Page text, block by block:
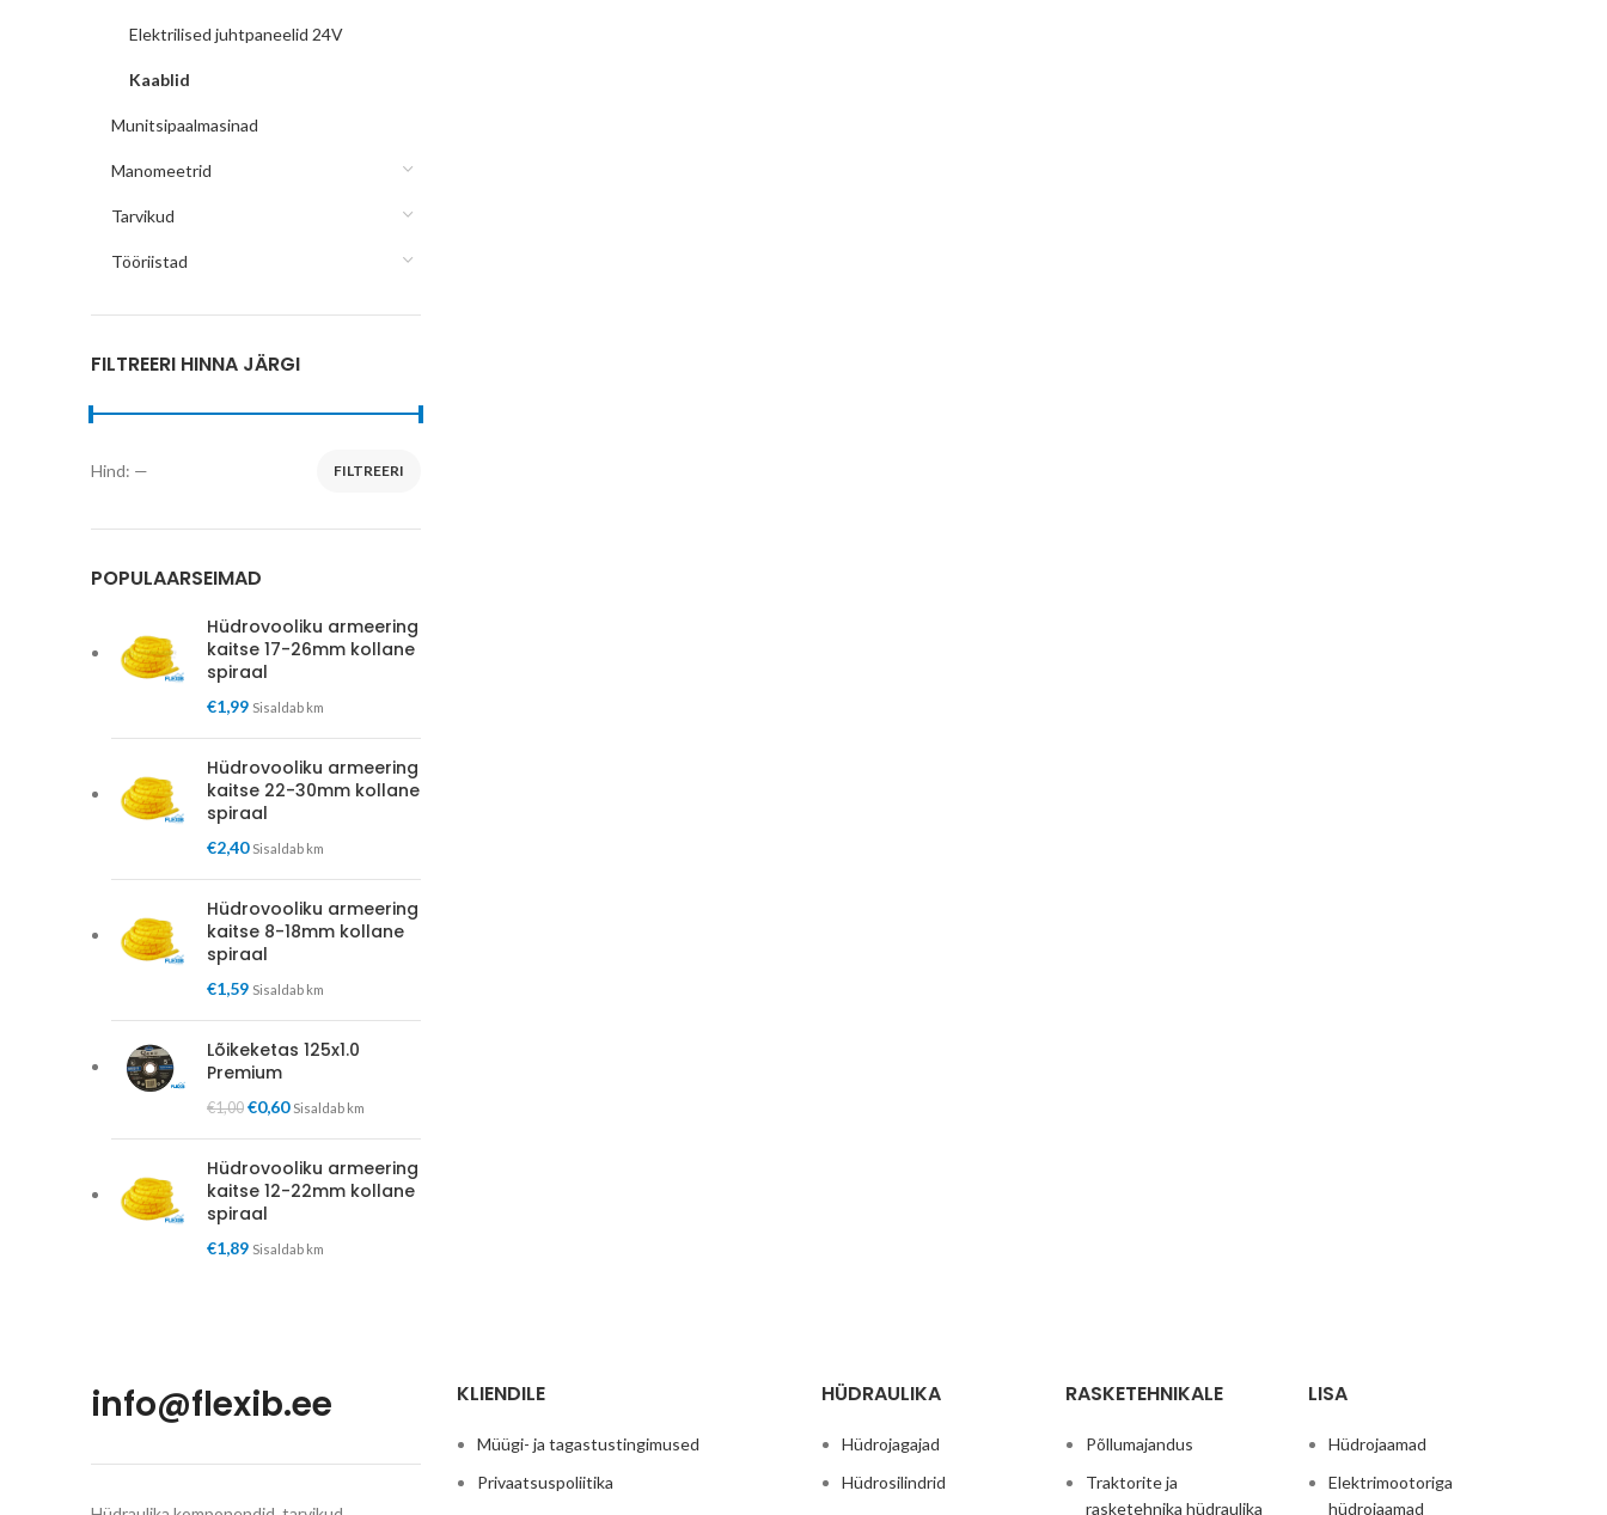
Elektrilised juhtpaneelid 24V
Kaablid
Munitsipaalmasinad
Manomeetrid
Tarvikud
Tööriistad
FILTREERI HINNA JÄRGI
FILTREERI
Hind: —
POPULAARSEIMAD
Hüdrovooliku armeering
kaitse 17-26mm kollane
spiraal
€1,99 Sisaldab km
Hüdrovooliku armeering
kaitse 22-30mm kollane
spiraal
€2,40 Sisaldab km
Hüdrovooliku armeering
kaitse 8-18mm kollane
spiraal
€1,59 Sisaldab km
Lõikeketas 125x1.0
Premium
€1,00 €0,60 Sisaldab km
Hüdrovooliku armeering
kaitse 12-22mm kollane
spiraal
€1,89 Sisaldab km
info@flexib.ee KLIENDILE
Müügi- ja tagastustingimused
Privaatsuspoliitika
HÜDRAULIKA
Hüdrojagajad
Hüdrosilindrid
RASKETEHNIKALE
Põllumajandus
Traktorite ja
rasketehnika hüdraulika
LISA
Hüdrojaamad
Elektrimootoriga
hüdrojaamad